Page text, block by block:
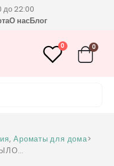
до 22:00
О насБлог
0 0
,Ароматы для дома>